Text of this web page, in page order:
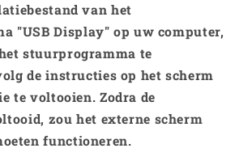
van het
"USB Display" op uw computer,
stuurprogramma te
de instructies op het scherm
te voltooien. Zodra de
zou het externe scherm
functioneren.